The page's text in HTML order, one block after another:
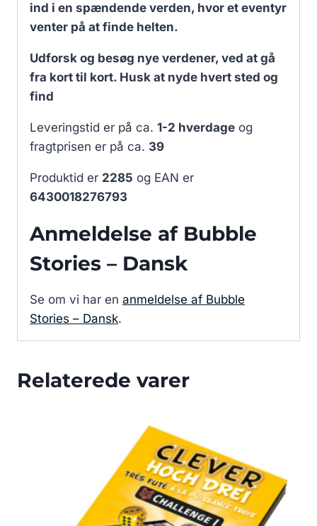
ind i en spændende verden, hvor et eventyr
venter på at finde helten.
Udforsk og besøg nye verdener, ved at gå
fra kort til kort. Husk at nyde hvert sted og
find
Leveringstid er på ca. 1-2 hverdage og
fragtprisen er på ca. 39
Produktid er 2285 og EAN er
6430018276793
Anmeldelse af Bubble
Stories – Dansk
Se om vi har en anmeldelse af Bubble
Stories – Dansk.
Relaterede varer